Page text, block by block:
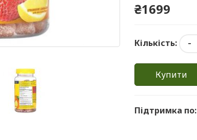
₴1699
Кількість:
Купити
Підтримка по: